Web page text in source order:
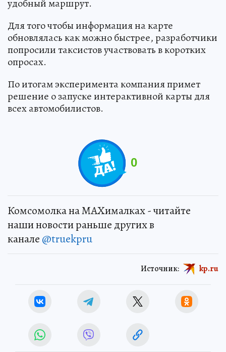
удобный маршрут.
Для того чтобы информация на карте
обновлялась как можно быстрее, разработчики
попросили таксистов участвовать в коротких
опросах.
По итогам эксперимента компания примет
решение о запуске интерактивной карты для
всех автомобилистов.
0
Комсомолка на MAXималках - читайте
наши новости раньше других в
канале @truekpru
Источник: kp.ru